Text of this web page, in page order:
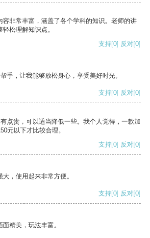
容非常丰富，涵盖了各个学科的知识。老师的讲
松理解知识点。
支持[0] 反对[0]
手，让我能够放松身心，享受美好时光。
支持[0] 反对[0]
点贵，可以适当降低一些。我个人觉得，一款加
元以下才比较合理。
支持[0] 反对[0]
，使用起来非常方便。
支持[0] 反对[0]
精美，玩法丰富。